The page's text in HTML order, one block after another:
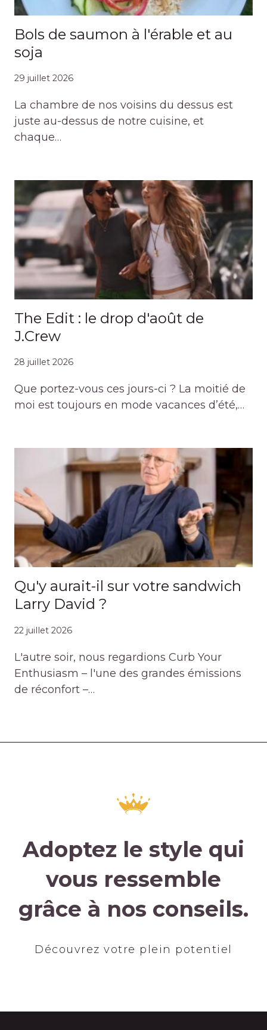
Bols de saumon à l'érable et au
soja
29 juillet 2026
La chambre de nos voisins du dessus est
juste au-dessus de notre cuisine, et
chaque…
The Edit : le drop d'août de
J.Crew
28 juillet 2026
Que portez-vous ces jours-ci ? La moitié de
moi est toujours en mode vacances d’été,…
Qu'y aurait-il sur votre sandwich
Larry David ?
22 juillet 2026
L'autre soir, nous regardions Curb Your
Enthusiasm – l'une des grandes émissions
de réconfort –…
Adoptez le style qui
vous ressemble
grâce à nos conseils.
Découvrez votre plein potentiel